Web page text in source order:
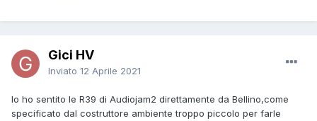
Gici HV
Inviato 12 Aprile 2021
Io ho sentito le R39 di Audiojam2 direttamente da Bellino,come
specificato dal costruttore ambiente troppo piccolo per farle